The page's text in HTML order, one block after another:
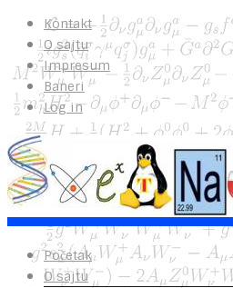
Kontakt
O sajtu
Impresum
Baneri
Log in
Početak
O sajtu